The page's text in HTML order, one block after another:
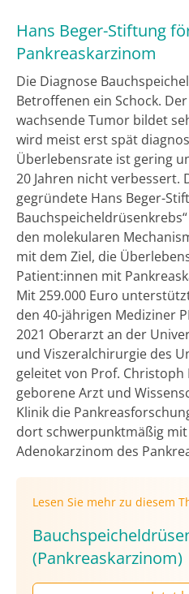
Hans Beger-Stiftung
Pankreaskarzinom
Die Diagnose
Betroffenen ein Schock.
wachsende Tumor bildet
wird meist erst spät
Überlebensrate ist gering
20 Jahren nicht verbessert.
gegründete Hans Beger-
den molekularen
mit dem Ziel, die
Patient:innen mit
Mit 259.000 Euro
den 40-jährigen Mediziner
2021 Oberarzt an der
und Viszeralchirurgie des
geleitet von Prof. Christoph
geborene Arzt und
Klinik die
dort schwerpunktmäßig
Adenokarzinom des
Lesen Sie mehr zu diesem
(Pankreaskarzinom)